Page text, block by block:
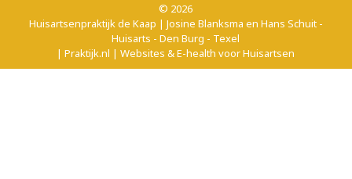
© 2026
Huisartsenpraktijk de Kaap | Josine Blanksma en Hans Schuit -
Huisarts - Den Burg - Texel
| Praktijk.nl | Websites & E-health voor Huisartsen